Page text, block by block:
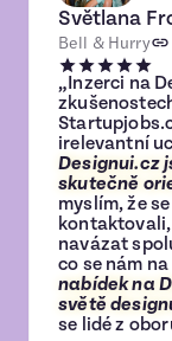
Světlana
Bell & Hurry
„Inzerci na
irelevantní
Designui.cz
skutečně
myslím, že
navázat
co se nám
nabídek na
světě
se lidé z